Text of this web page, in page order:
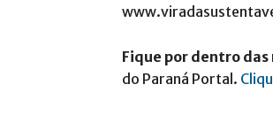
Fique por dentro
do Paraná Portal.